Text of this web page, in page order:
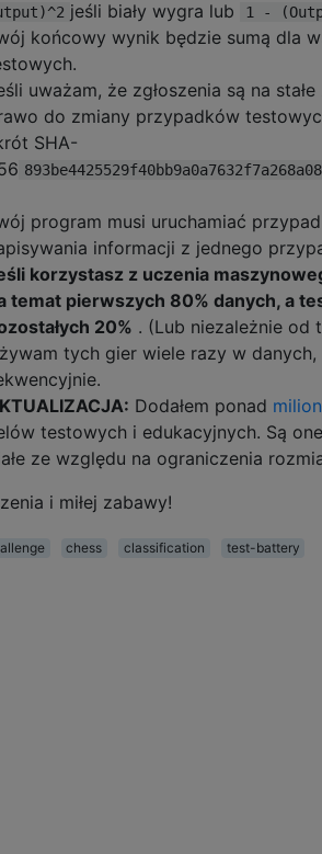
jeśli biały wygra lub 1 -
końcowy wynik będzie sumą dla
uważam, że zgłoszenia są na
do zmiany przypadków
SHA-
program musi uruchamiać
informacji z jednego
korzystasz z uczenia
temat pierwszych 80% danych, a
20% . (Lub niezależnie od
tych gier wiele razy w
Dodałem ponad
testowych i edukacyjnych. Są
ze względu na ograniczenia
i miłej zabawy!
chess classification test-battery